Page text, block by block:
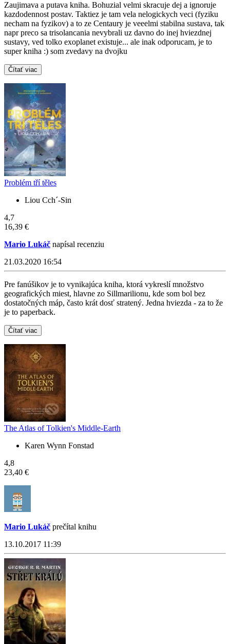
Zaujimava a putava kniha. Bohuzial velmi skracuje dej a ignoruje
kazdodennost postav. Taktiez je tam vela nelogickych veci (fyziku
necham na fyzikov) a to ze Centaury je veeelmi stabilna sustava, tak
napr preco sa trisolancania nevybrali uz davno do inej hviezdnej
sustavy, ved tolko exoplanet existuje... ale inak odporucam, je to
super kniha :) som zvedavy na dvojku
Čítať viac
Problém tří těles
Liou Cch´-Sin
4,7
16,39 €
Mario Lukáč napísal recenziu
21.03.2020 16:54
Pre fanúšikov je to vynikajúca kniha, ktorá vykreslí množstvo
geografických miest, hlavne zo Sillmarilionu, kde som bol bez
dostatočných máp, často krát dosť stratený. Jedna hviezda - za to že
je to paperback.
Čítať viac
The Atlas of Tolkien's Middle-Earth
Karen Wynn Fonstad
4,8
23,40 €
Mario Lukáč prečítal knihu
13.10.2017 11:39